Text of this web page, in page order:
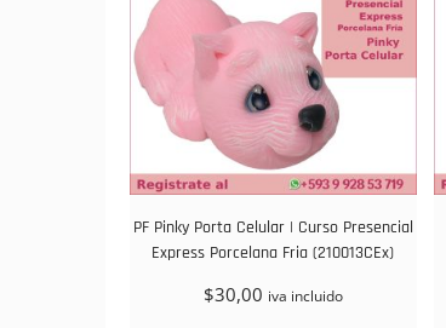
PF Pinky Porta Celular | Curso Presencial
Express Porcelana Fria (210013CEx)
$30,00 iva incluido